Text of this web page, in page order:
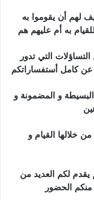
لهم أن يقوموا به
به أم عليهم هم
التي تدور
كامل أستفساراتكم
و المضمونة و
خلالها القيام و
يقدم لكم العديد من
الحضور